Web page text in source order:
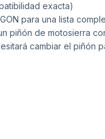
exacta)
para una lista
piñón de motosierra
cambiar el piñón